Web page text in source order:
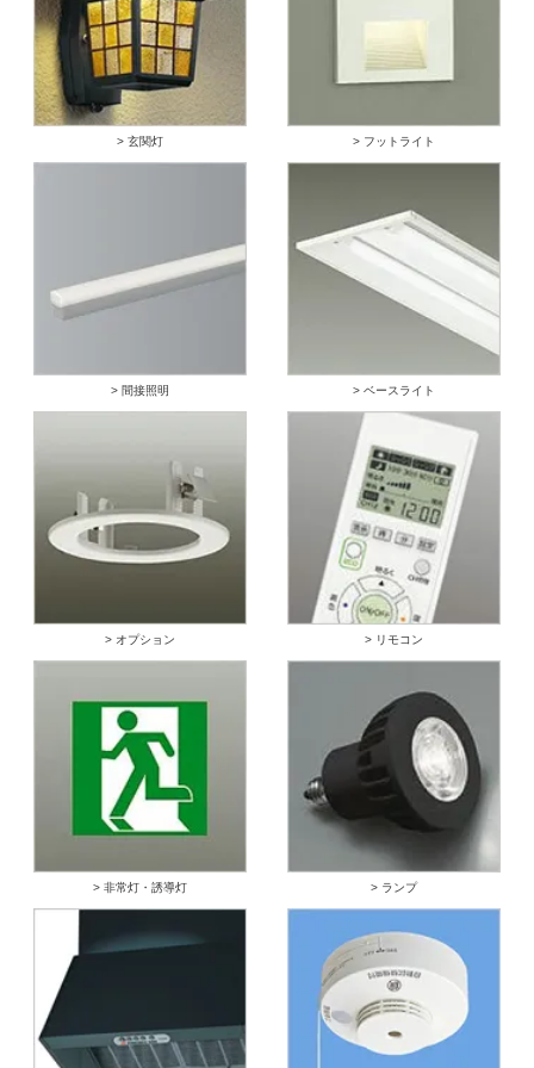
> 玄関灯 > フットライト
> 間接照明 > ベースライト
> オプション > リモコン
> 非常灯・誘導灯 > ランプ